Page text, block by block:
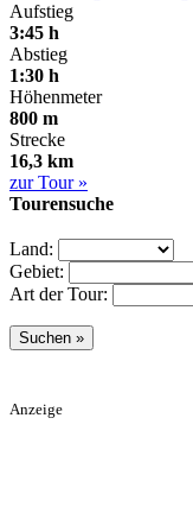
Aufstieg
3:45 h
Abstieg
1:30 h
Höhenmeter
800 m
Strecke
16,3 km
zur Tour »
Tourensuche
Land:
Gebiet:
Art der Tour:
Anzeige